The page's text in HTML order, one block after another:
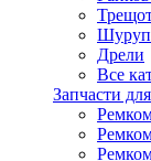
Дрели
Все
Запчасти